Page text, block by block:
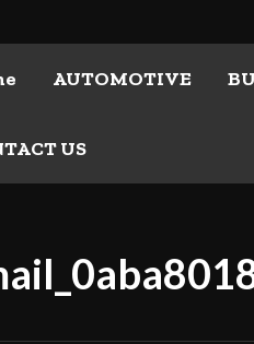
AUTOMOTIVE
US